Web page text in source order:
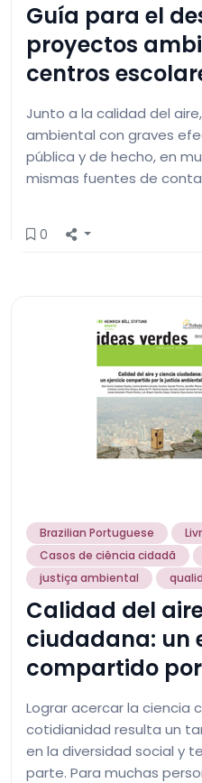
Guía para el
proyectos
centros
Junto a la calidad del
ambiental con graves
pública y de hecho, en
mismas fuentes de
0
Brazilian Portuguese
Casos de ciência cidadã
justiça ambiental
Calidad del
ciudadana: un
compartido
Lograr acercar la ciencia
cotidianidad resulta un
en la diversidad social y
parte. Para muchas